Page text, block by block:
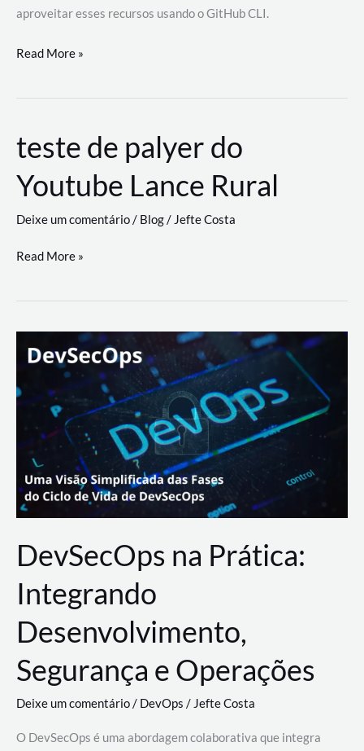
aproveitar esses recursos usando o GitHub CLI.
GitHub
revoluciona
de
trabalho
com
a
workflows
Read More »
teste de palyer do
Youtube Lance Rural
Deixe um comentário/ Blog/ Jefte Costa
teste
palyer
Lance
Rural
Read More »
DevSecOps na Prática:
Integrando
Desenvolvimento,
Segurança e Operações
Deixe um comentário/ DevOps /Jefte Costa
O DevSecOps é uma abordagem colaborativa que integra